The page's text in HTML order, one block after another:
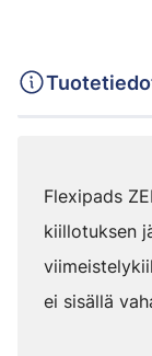
Flexipads
kiillotuksen
ei sisällä